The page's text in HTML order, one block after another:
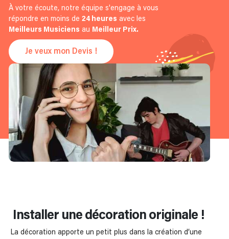
À votre écoute, notre équipe s'engage à vous
répondre en moins de24 heures avec les
Meilleurs Musiciens au Meilleur Prix.
Je veux mon Devis !
Installer une décoration originale !
La décoration apporte un petit plus dans la création d’une